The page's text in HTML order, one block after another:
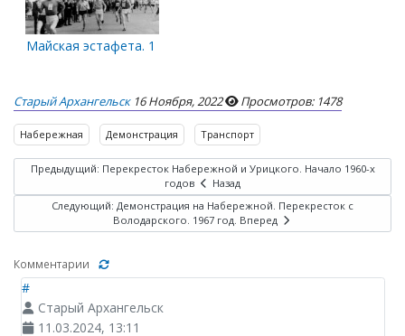
Майская эстафета. 1965 год
Старый Архангельск 16 Ноября, 2022 Просмотров: 1478
Набережная Демонстрация Транспорт
Предыдущий: Перекресток Набережной и Урицкого. Начало 1960-х
годов
Назад
Следующий: Демонстрация на Набережной. Перекресток с
Володарского. 1967 год. Вперед
Комментарии
#
Старый Архангельск
11.03.2024, 13:11